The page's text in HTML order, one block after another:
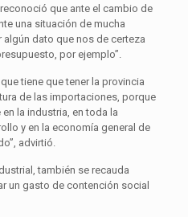
que ante el cambio de
una situación de mucha
dato que nos de certeza
por ejemplo”.
tiene que tener la provincia
de las importaciones, porque
la industria, en toda la
y en la economía general de
advirtió.
también se recauda
un gasto de contención social